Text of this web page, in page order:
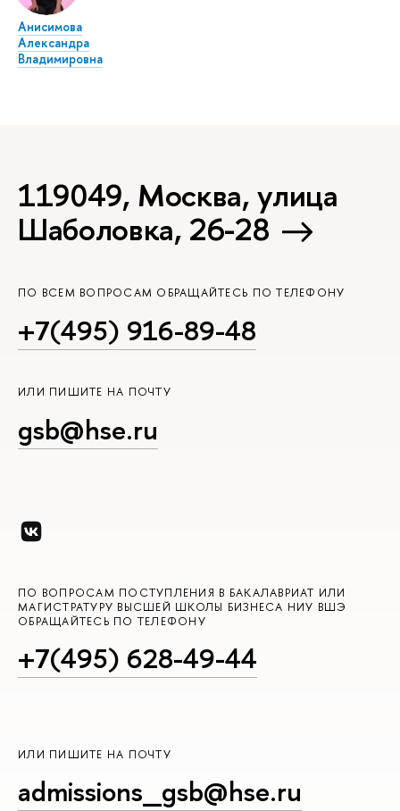
Анисимова
Александра
Владимировна
119049, Москва, улица
Шаболовка, 26-28
ПО ВСЕМ ВОПРОСАМ ОБРАЩАЙТЕСЬ ПО ТЕЛЕФОНУ
+7(495) 916-89-48
ИЛИ ПИШИТЕ НА ПОЧТУ
gsb@hse.ru
ПО ВОПРОСАМ ПОСТУПЛЕНИЯ В БАКАЛАВРИАТ ИЛИ
МАГИСТРАТУРУ ВЫСШЕЙ ШКОЛЫ БИЗНЕСА НИУ ВШЭ
ОБРАЩАЙТЕСЬ ПО ТЕЛЕФОНУ
+7(495) 628-49-44
ИЛИ ПИШИТЕ НА ПОЧТУ
admissions_gsb@hse.ru